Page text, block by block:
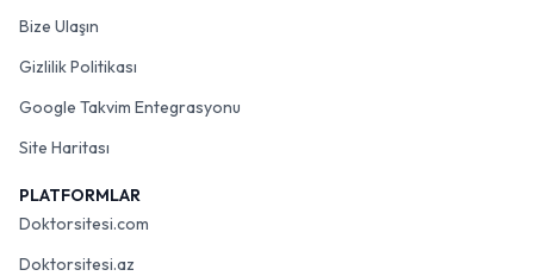
Bize Ulaşın
Gizlilik Politikası
Google Takvim Entegrasyonu
Site Haritası
PLATFORMLAR
Doktorsitesi.com
Doktorsitesi.az